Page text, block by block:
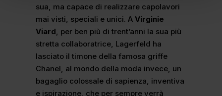
sua, ma capace di realizzare capolavori
mai visti, speciali e unici. AVirginie
Viard, per ben più di trent’anni la sua più
stretta collaboratrice, Lagerfeld ha
lasciato il timone della famosa griffe
Chanel, al mondo della moda invece, un
bagaglio colossale di sapienza, inventiva
e ispirazione, che per sempre verrà